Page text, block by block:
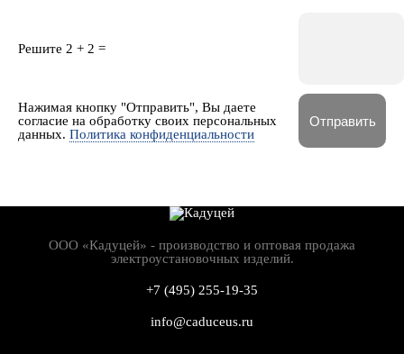
Решите 2 + 2 =
Нажимая кнопку "Отправить", Вы даете
согласие на обработку своих персональных
данных. Политика конфиденциальности
ООО «Кадуцей» - производство и оптовая продажа
электроустановочных изделий.
+7 (495) 255-19-35
info@caduceus.ru